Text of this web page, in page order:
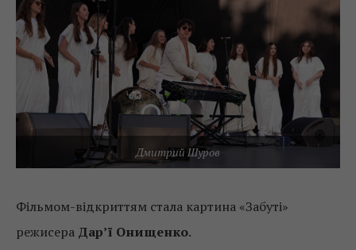
Дмитрий Шуров
Фільмом-відкриттям стала картина «Забуті»
режисера Дар’ї Онищенко.